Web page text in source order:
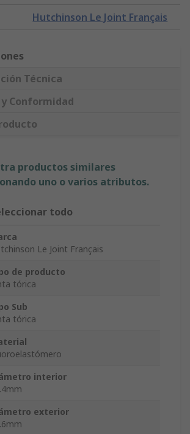
Hutchinson Le Joint Français
Técnica
Conformidad
productos similares
uno o varios atributos.
todo
Le Joint Français
de producto
tórica
Sub
tórica
interior
exterior